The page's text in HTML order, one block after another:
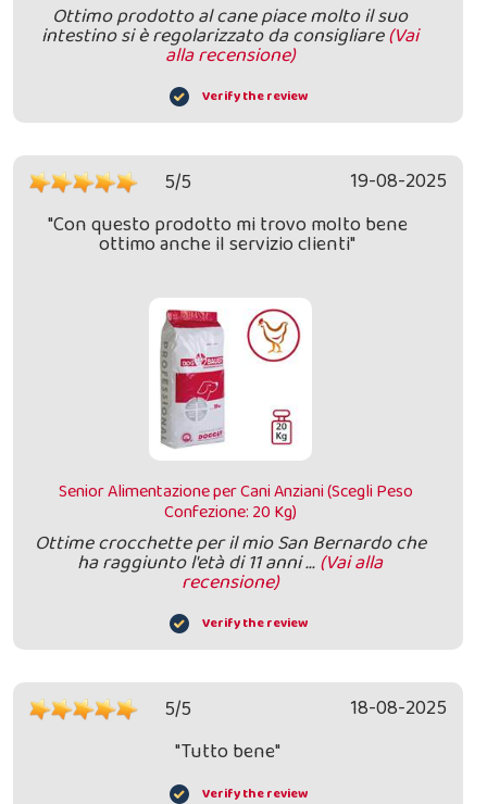
Ottimo prodotto al cane piace molto il suo
intestino si è regolarizzato da consigliare(Vai
alla recensione)
Verify the review
5/5
19-08-2025
"Con questo prodotto mi trovo molto bene
ottimo anche il servizio clienti"
Senior Alimentazione per Cani Anziani (Scegli Peso
Confezione: 20 Kg)
Ottime crocchette per il mio San Bernardo che
ha raggiunto l'età di 11 anni ...(Vai alla
recensione)
Verify the review
5/5
18-08-2025
"Tutto bene"
Verify the review